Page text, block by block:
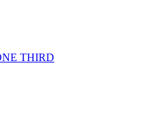
THIRD